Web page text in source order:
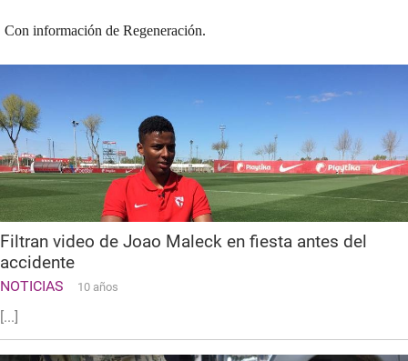
Con información de Regeneración.
Filtran video de Joao Maleck en fiesta antes del
accidente
NOTICIAS 10 años
[...]